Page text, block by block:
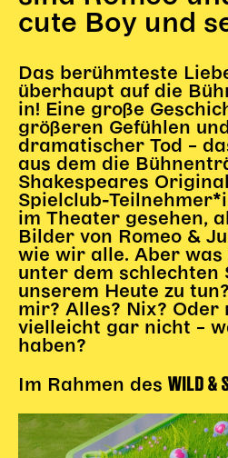
Gl!tch4
House of Hybrid Rebels
HAUS
Über Uns
Unser Blog
Team
Künstler*innen 2025/26
Bühnen + Studios
Leitlinien
Kulturpatenschaft
Partner*innen
SERVICE
Karten + Preise
cute Boy und
Das berühmteste
überhaupt auf die
in! Eine große
größeren Gefühlen
dramatischer Tod –
aus dem die
Shakespeares
Spielclub-
im Theater gesehen,
Bilder von Romeo &
wie wir alle. Aber
unter dem schlechten
unserem Heute zu
mir? Alles? Nix? Oder
vielleicht gar nicht –
haben?
Im Rahmen des WILD &